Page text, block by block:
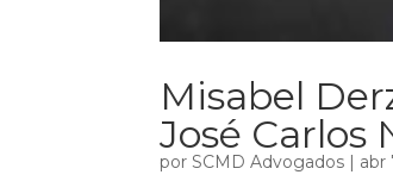
Misabel
José Carlos
porSCMD Advogados | abr